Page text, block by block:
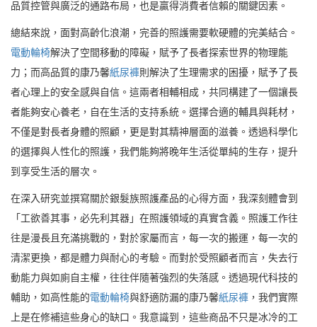
品質控管與廣泛的通路布局，也是贏得消費者信賴的關鍵因素。
總結來說，面對高齡化浪潮，完善的照護需要軟硬體的完美結合。
電動輪椅解決了空間移動的障礙，賦予了長者探索世界的物理能
力；而高品質的康乃馨紙尿褲則解決了生理需求的困擾，賦予了長
者心理上的安全感與自信。這兩者相輔相成，共同構建了一個讓長
者能夠安心養老，自在生活的支持系統。選擇合適的輔具與耗材，
不僅是對長者身體的照顧，更是對其精神層面的滋養。透過科學化
的選擇與人性化的照護，我們能夠將晚年生活從單純的生存，提升
到享受生活的層次。
在深入研究並撰寫關於銀髮族照護產品的心得方面，我深刻體會到
「工欲善其事，必先利其器」在照護領域的真實含義。照護工作往
往是漫長且充滿挑戰的，對於家屬而言，每一次的搬運，每一次的
清潔更換，都是體力與耐心的考驗。而對於受照顧者而言，失去行
動能力與如廁自主權，往往伴隨著強烈的失落感。透過現代科技的
輔助，如高性能的電動輪椅與舒適防漏的康乃馨紙尿褲 ，我們實際
上是在修補這些身心的缺口。我意識到，這些商品不只是冰冷的工